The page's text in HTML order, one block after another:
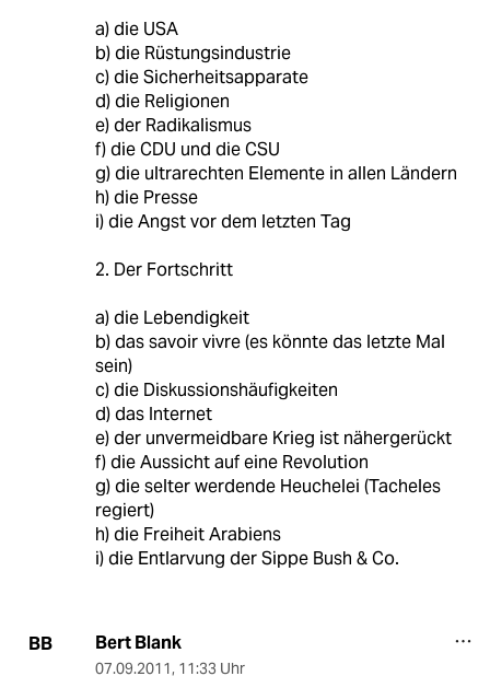
a) die USA
b) die Rüstungsindustrie
c) die Sicherheitsapparate
d) die Religionen
e) der Radikalismus
f) die CDU und die CSU
g) die ultrarechten Elemente in allen Ländern
h) die Presse
i) die Angst vor dem letzten Tag
2. Der Fortschritt
a) die Lebendigkeit
b) das savoir vivre (es könnte das letzte Mal
sein)
c) die Diskussionshäufigkeiten
d) das Internet
e) der unvermeidbare Krieg ist nähergerückt
f) die Aussicht auf eine Revolution
g) die selter werdende Heuchelei (Tacheles
regiert)
h) die Freiheit Arabiens
i) die Entlarvung der Sippe Bush & Co.
BB Bert Blank
07.09.2011, 11:33 Uhr